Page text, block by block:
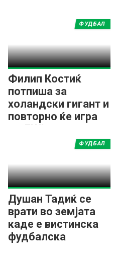
Филип Костиќ
потпиша за
холандски гигант и
повторно ќе игра
во ЛШ!
ФУДБАЛ
Душан Тадиќ се
врати во земјата
каде е вистинска
фудбалска
ФУДБАЛ